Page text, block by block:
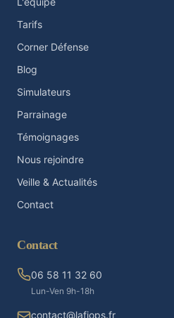
Tarifs
Corner Défense
Blog
Simulateurs
Parrainage
Témoignages
Nous rejoindre
Veille & Actualités
Contact
Contact
06 58 11 32 60
Lun-Ven 9h-18h
contact@lafiops.fr